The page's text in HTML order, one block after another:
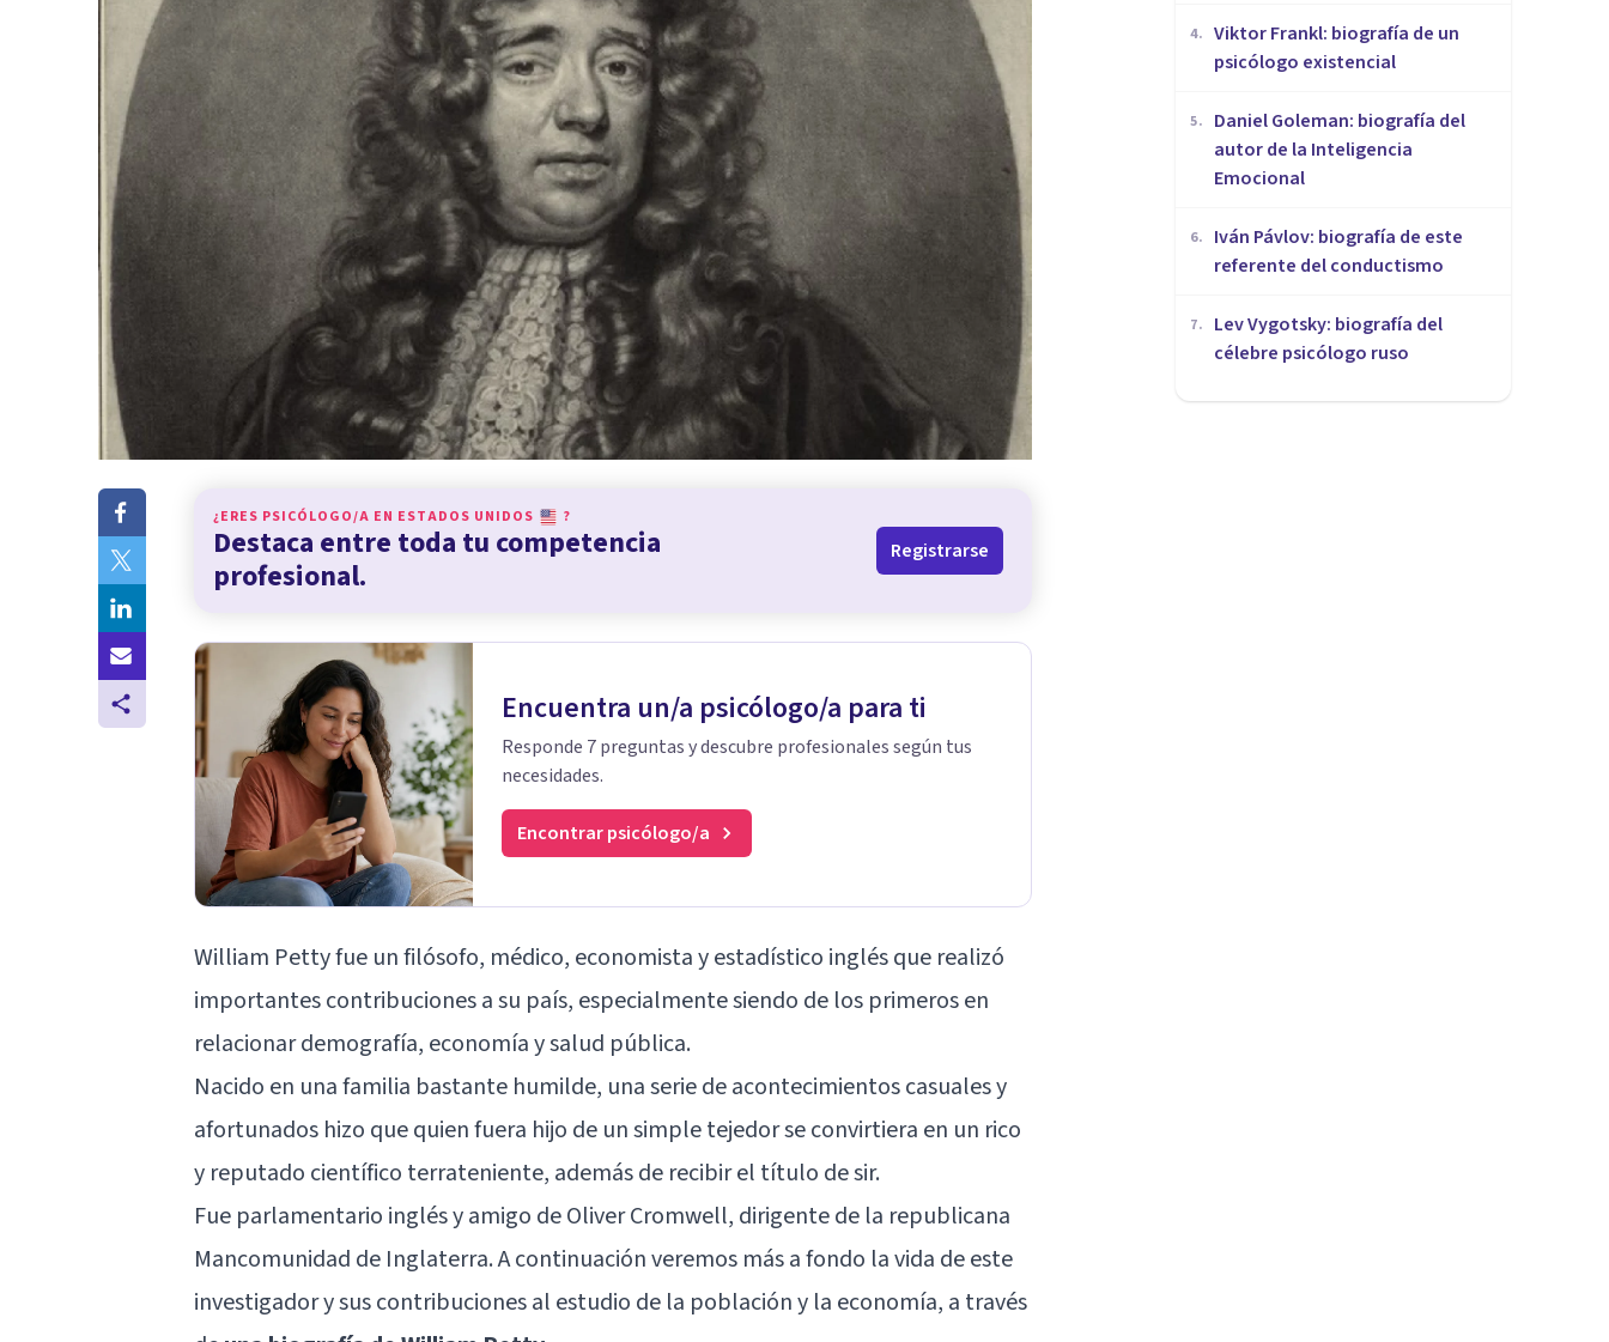
¿ERES PSICÓLOGO/A EN ESTADOS UNIDOS ?
Destaca entre toda tu competencia
profesional.
Registrarse
Encuentra un/a psicólogo/a para ti
Responde 7 preguntas y descubre profesionales según tus
necesidades.
Encontrar psicólogo/a
William Petty fue un filósofo, médico, economista y estadístico inglés que realizó
importantes contribuciones a su país, especialmente siendo de los primeros en
relacionar demografía, economía y salud pública.
Nacido en una familia bastante humilde, una serie de acontecimientos casuales y
afortunados hizo que quien fuera hijo de un simple tejedor se convirtiera en un rico
y reputado científico terrateniente, además de recibir el título de sir.
Fue parlamentario inglés y amigo de Oliver Cromwell, dirigente de la republicana
Mancomunidad de Inglaterra. A continuación veremos más a fondo la vida de este
investigador y sus contribuciones al estudio de la población y la economía, a través
4. Viktor Frankl: biografía de un
psicólogo existencial
5.
Daniel Goleman: biografía del
autor de la Inteligencia
Emocional
6.
Iván Pávlov: biografía de este
referente del conductismo
7.
Lev Vygotsky: biografía del
célebre psicólogo ruso